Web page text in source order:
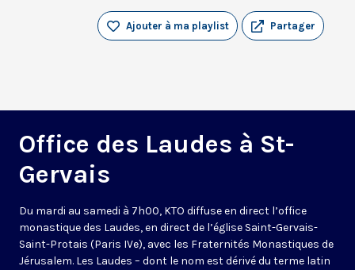
Partager
Ajouter à ma playlist
Office des Laudes à St-
Gervais
Du mardi au samedi à 7h00, KTO diffuse en direct l’office
monastique des Laudes, en direct de l’église Saint-Gervais-
Saint-Protais (Paris IVe), avec les Fraternités Monastiques de
Jérusalem. Les Laudes – dont le nom est dérivé du terme latin